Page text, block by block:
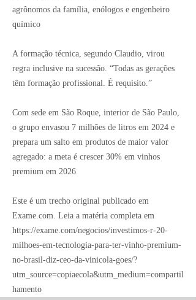
agrônomos da família, enólogos e engenheiro
químico
A formação técnica, segundo Claudio, virou
regra inclusive na sucessão. “Todas as gerações
têm formação profissional. É requisito.”
Com sede em São Roque, interior de São Paulo,
o grupo envasou 7 milhões de litros em 2024 e
prepara um salto em produtos de maior valor
agregado: a meta é crescer 30% em vinhos
premium em 2026
Este é um trecho original publicado em
Exame.com. Leia a matéria completa em
https://exame.com/negocios/investimos-r-20-
milhoes-em-tecnologia-para-ter-vinho-premium-
no-brasil-diz-ceo-da-vinicola-goes/?
utm_source=copiaecola&utm_medium=compartil
hamento